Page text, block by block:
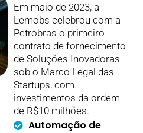
Em maio de 2023, a
Lemobs celebrou com a
Petrobras o primeiro
contrato de fornecimento
de Soluções Inovadoras
sob o Marco Legal das
Startups, com
investimentos da ordem
de R$10 milhões.
Automação de